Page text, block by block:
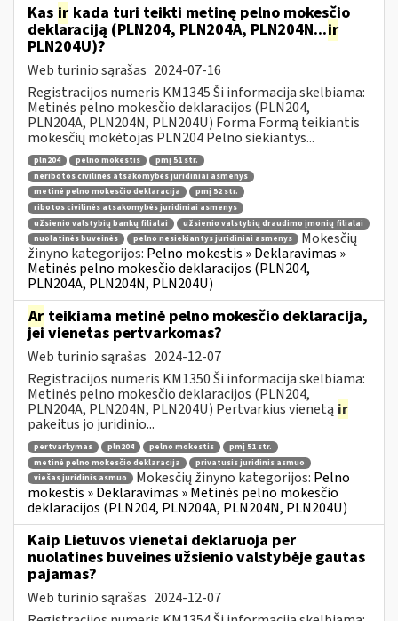
Kas ir kada turi teikti metinę pelno mokesčio
deklaraciją (PLN204, PLN204A, PLN204N...ir
PLN204U)?
Web turinio sąrašas 2024-07-16
Registracijos numeris KM1345 Ši informacija skelbiama:
Metinės pelno mokesčio deklaracijos (PLN204,
PLN204A, PLN204N, PLN204U) Forma Formą teikiantis
mokesčių mokėtojas PLN204 Pelno siekiantys...
pln204 pelno mokestis
pmį 51 str.
neribotos civilinės atsakomybės juridiniai asmenys
metinė pelno mokesčio deklaracija
pmį 52 str.
ribotos civilinės atsakomybės juridiniai asmenys
užsienio valstybių bankų filialai
užsienio valstybių draudimo įmonių filialai
nuolatinės buveinės
pelno nesiekiantys juridiniai asmenys
Mokesčių
žinyno kategorijos: Pelno mokestis » Deklaravimas »
Metinės pelno mokesčio deklaracijos (PLN204,
PLN204A, PLN204N, PLN204U)
Ar teikiama metinė pelno mokesčio deklaracija,
jei vienetas pertvarkomas?
Web turinio sąrašas 2024-12-07
Registracijos numeris KM1350 Ši informacija skelbiama:
Metinės pelno mokesčio deklaracijos (PLN204,
PLN204A, PLN204N, PLN204U) Pertvarkius vienetą ir
pakeitus jo juridinio...
pertvarkymas pln204 pelno mokestis
pmį 51 str.
metinė pelno mokesčio deklaracija
privatusis juridinis asmuo
viešas juridinis asmuo
Mokesčių žinyno kategorijos: Pelno
mokestis » Deklaravimas » Metinės pelno mokesčio
deklaracijos (PLN204, PLN204A, PLN204N, PLN204U)
Kaip Lietuvos vienetai deklaruoja per
nuolatines buveines užsienio valstybėje gautas
pajamas?
Web turinio sąrašas 2024-12-07